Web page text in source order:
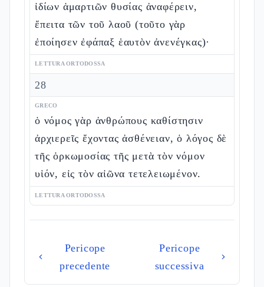
ἰδίων ἁμαρτιῶν θυσίας ἀναφέρειν,
ἔπειτα τῶν τοῦ λαοῦ (τοῦτο γὰρ
ἐποίησεν ἐφάπαξ ἑαυτὸν ἀνενέγκας)·
LETTURA ORTODOSSA
28
GRECO
ὁ νόμος γὰρ ἀνθρώπους καθίστησιν
ἀρχιερεῖς ἔχοντας ἀσθένειαν, ὁ λόγος δὲ
τῆς ὁρκωμοσίας τῆς μετὰ τὸν νόμον
υἱόν, εἰς τὸν αἰῶνα τετελειωμένον.
LETTURA ORTODOSSA
Pericope
precedente
Pericope
successiva